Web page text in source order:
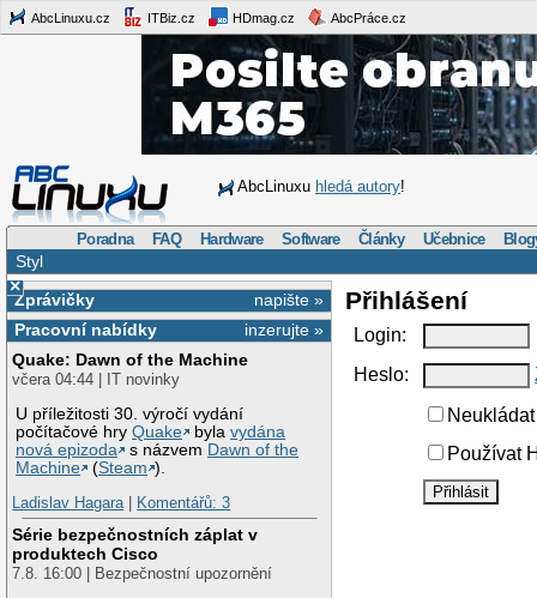
AbcLinuxu.cz ITBiz.cz HDmag.cz AbcPráce.cz
AbcLinuxu hledá autory!
Poradna FAQ Hardware Software Články Učebnice
Styl
×
napište »
Zprávičky
inzerujte »
Pracovní nabídky
Quake: Dawn of the Machine
včera 04:44 | IT novinky
U příležitosti 30. výročí vydání
počítačové hryQuake bylavydána
nová epizoda
s názvem Dawn of the
Machine
(Steam ).
Ladislav Hagara| Komentářů: 3
Série bezpečnostních záplat v
produktech Cisco
7.8. 16:00 | Bezpečnostní upozornění
Přihlášení
Login:
Heslo:
Používat